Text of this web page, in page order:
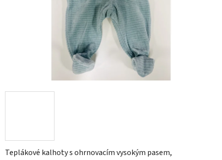
Teplákové kalhoty s ohrnovacím vysokým pasem,